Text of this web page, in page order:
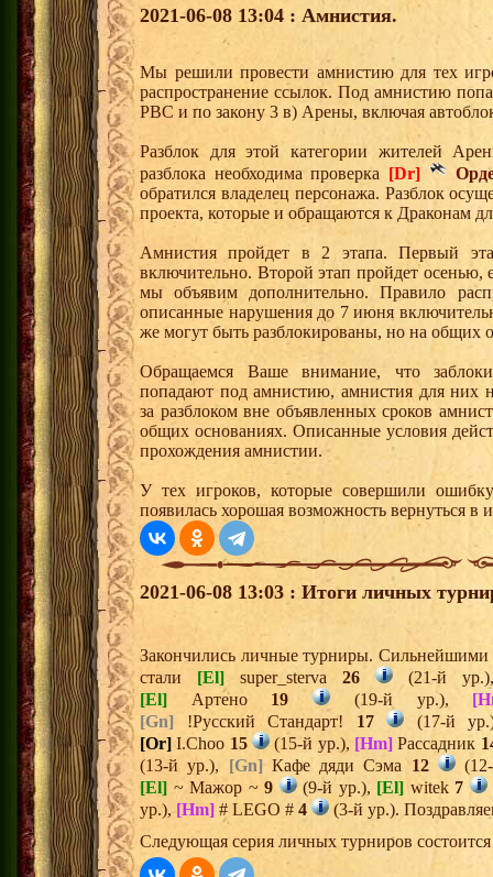
2021-06-08 13:04 : Амнистия.
Мы решили провести амнистию для тех
распространение ссылок. Под амнистию
РВС и по закону 3 в) Арены, включая
Разблок для этой категории жителей
разблока необходима проверка [Dr]
обратился владелец персонажа. Разблок
проекта, которые и обращаются к Драконам
Амнистия пройдет в 2 этапа. Первый
включительно. Второй этап пройдет осенью,
мы объявим дополнительно. Правило
описанные нарушения до 7 июня
же могут быть разблокированы, но на общих
Обращаемся Ваше внимание, что
попадают под амнистию, амнистия для них
за разблоком вне объявленных сроков
общих основаниях. Описанные условия
прохождения амнистии.
У тех игроков, которые совершили
появилась хорошая возможность вернуться
2021-06-08 13:03 : Итоги личных
Закончились личные турниры. Сильнейшими
стали [El] super_sterva 26
(21-й
[El] Артено 19 (19-й ур.),
[Gn] !Русский Стандарт! 17
(17-й
[Or]I.Choo 15 (15-й ур.), [Hm] Рассадник
(13-й ур.), [Gn]Кафе дяди Сэма 12
[El] ~ Мажор ~9 (9-й ур.), [El] witek 7
ур.), [Hm] # LEGO # 4
(3-й ур.).
Следующая серия личных турниров состоится